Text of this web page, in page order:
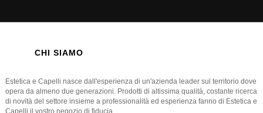
CHI SIAMO
Estetica e Capelli nasce dall'esperienza di un'azienda leader sul territorio dove
opera da almeno due generazioni. Prodotti di altissima qualità, costante ricerca
di novità del settore insieme a professionalità ed esperienza fanno di Estetica e
Capelli il vostro negozio di fiducia.